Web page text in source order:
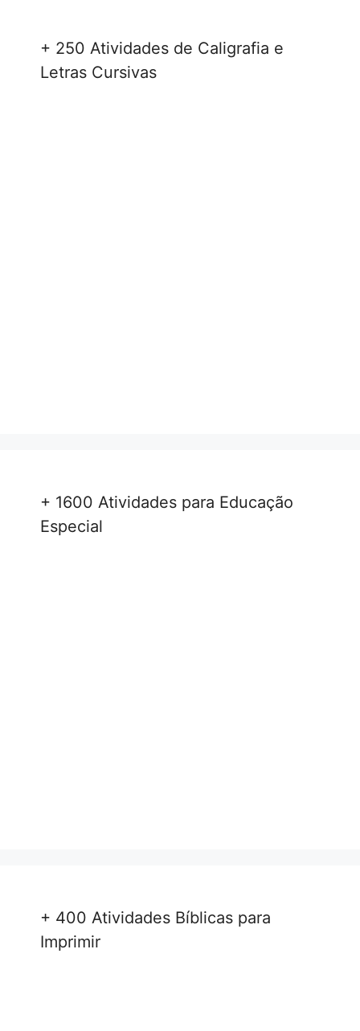
+ 250 Atividades de Caligrafia e
Letras Cursivas
+ 1600 Atividades para Educação
Especial
+ 400 Atividades Bíblicas para
Imprimir